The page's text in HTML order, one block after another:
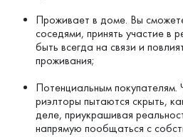
Проживает в доме. Вы
соседями, принять участие в
быть всегда на связи и
проживания;
Потенциальным
риэлторы пытаются скрыть,
деле, приукрашивая
напрямую пообщаться с